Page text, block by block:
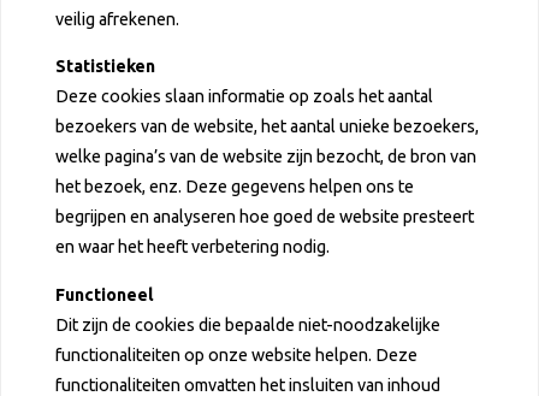
veilig afrekenen.
Statistieken
Deze cookies slaan informatie op zoals het aantal
bezoekers van de website, het aantal unieke bezoekers,
welke pagina’s van de website zijn bezocht, de bron van
het bezoek, enz. Deze gegevens helpen ons te
begrijpen en analyseren hoe goed de website presteert
en waar het heeft verbetering nodig.
Functioneel
Dit zijn de cookies die bepaalde niet-noodzakelijke
functionaliteiten op onze website helpen. Deze
functionaliteiten omvatten het insluiten van inhoud